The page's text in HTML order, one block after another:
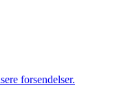
forsendelser.